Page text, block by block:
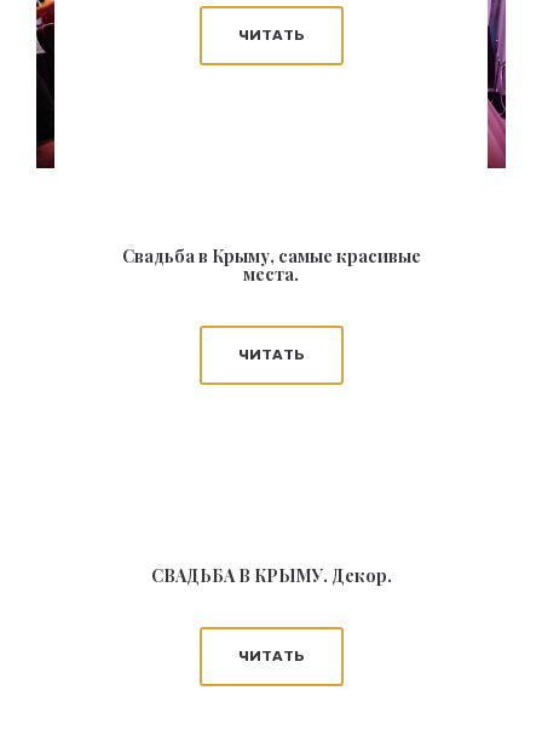
ЧИТАТЬ
Свадьба в Крыму, самые красивые
места.
ЧИТАТЬ
СВАДЬБА В КРЫМУ. Декор.
ЧИТАТЬ